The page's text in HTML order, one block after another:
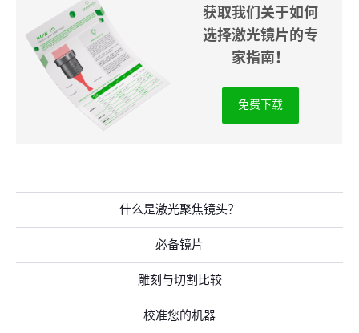
获取我们关于如何
选择激光镜片的专
家指南！
免费下载
什么是激光聚焦镜头？
必备镜片
雕刻与切割比较
校准您的机器